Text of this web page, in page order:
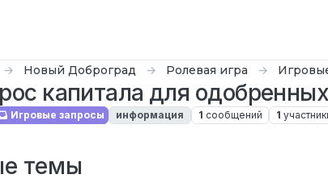
Новый Доброград Ролевая игра
капитала для
Игровые запросы информация 1 сообщений 1
темы